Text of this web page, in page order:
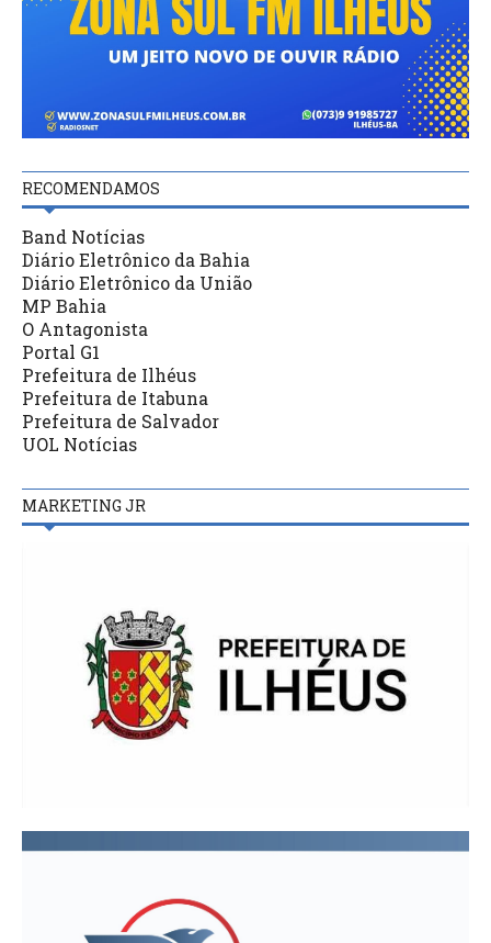
RECOMENDAMOS
Band Notícias
Diário Eletrônico da Bahia
Diário Eletrônico da União
MP Bahia
O Antagonista
Portal G1
Prefeitura de Ilhéus
Prefeitura de Itabuna
Prefeitura de Salvador
UOL Notícias
MARKETING JR